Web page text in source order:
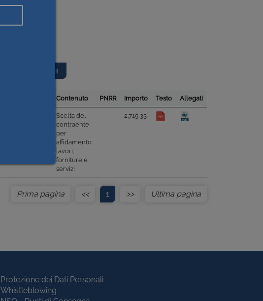
Contenuto PNRR Importo Testo Allegati
Scelta del
contraente
per
affidamento
lavori,
forniture e
servizi
2.715,33
Prima pagina << 1 >> Ultima pagina
Protezione dei Dati Personali
Whistleblowing